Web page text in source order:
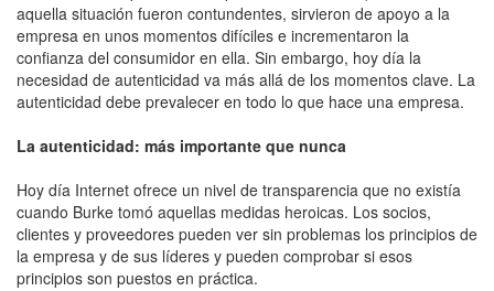
aquella situación fueron contundentes, sirvieron de apoyo a la
empresa en unos momentos difíciles e incrementaron la
confianza del consumidor en ella. Sin embargo, hoy día la
necesidad de autenticidad va más allá de los momentos clave. La
autenticidad debe prevalecer en todo lo que hace una empresa.
La autenticidad: más importante que nunca
Hoy día Internet ofrece un nivel de transparencia que no existía
cuando Burke tomó aquellas medidas heroicas. Los socios,
clientes y proveedores pueden ver sin problemas los principios de
la empresa y de sus líderes y pueden comprobar si esos
principios son puestos en práctica.